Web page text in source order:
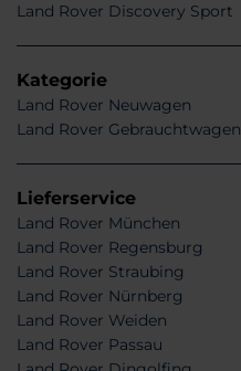
Land Rover Discovery Sport
Kategorie
Land Rover Neuwagen
Land Rover Gebrauchtwagen
Lieferservice
Land Rover München
Land Rover Regensburg
Land Rover Straubing
Land Rover Nürnberg
Land Rover Weiden
Land Rover Passau